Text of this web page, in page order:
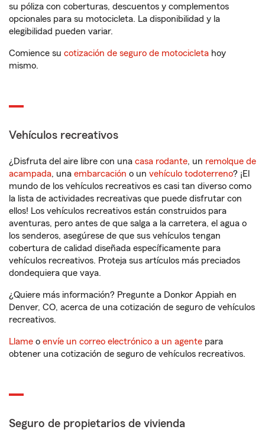
su póliza con coberturas, descuentos y complementos
opcionales para su motocicleta. La disponibilidad y la
elegibilidad pueden variar.
Comience su cotización de seguro de motocicleta hoy
mismo.
Vehículos recreativos
¿Disfruta del aire libre con una casa rodante, un remolque de
acampada, una embarcación o un vehículo todoterreno? ¡El
mundo de los vehículos recreativos es casi tan diverso como
la lista de actividades recreativas que puede disfrutar con
ellos! Los vehículos recreativos están construidos para
aventuras, pero antes de que salga a la carretera, el agua o
los senderos, asegúrese de que sus vehículos tengan
cobertura de calidad diseñada específicamente para
vehículos recreativos. Proteja sus artículos más preciados
dondequiera que vaya.
¿Quiere más información? Pregunte a Donkor Appiah en
Denver, CO, acerca de una cotización de seguro de vehículos
recreativos.
Llame o envíe un correo electrónico a un agente para
obtener una cotización de seguro de vehículos recreativos.
Seguro de propietarios de vivienda